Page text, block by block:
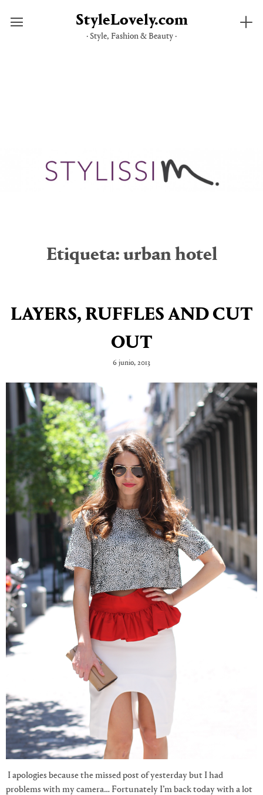
StyleLovely.com
· Style, Fashion & Beauty ·
Etiqueta: urban hotel
LAYERS, RUFFLES AND CUT
OUT
6 junio, 2013
I apologies because the missed post of yesterday but I had
problems with my camera… Fortunately I’m back today with a lot